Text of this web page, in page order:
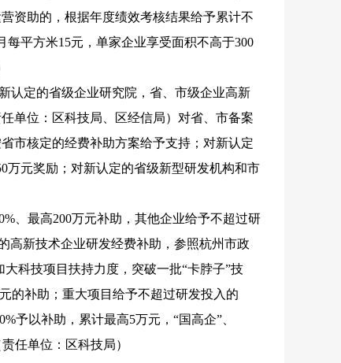
资助的，根据年度绩效考核结果给予累计不
平方米15元，单家企业享受面积不高于300
认定的省级企业研究院，省、市级企业高新
单位：区科技局、区经信局）对省、市备案
市核定的经费补助方案给予支持；对新认定
万元奖励；对新认定的省级新型研发机构和市
、最高200万元补助，其他企业给予不超过研
高新技术企业研发经费补助，参照杭州市政
科技项目扶持力度，突破一批“卡脖子”技
的补助；重大项目给予不超过研发投入的
予以补助，累计最高5万元，“国高企”、
任单位：区科技局）